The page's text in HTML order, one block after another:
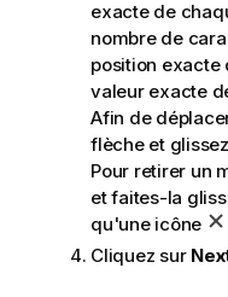
exacte de
nombre de
position exacte
valeur exacte
Afin de
flèche et
Pour retirer un
et faites-la
qu'une icône
Cliquez sur